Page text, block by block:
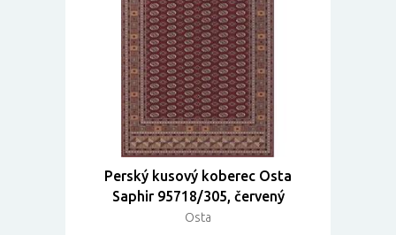
Perský kusový koberec Osta
Saphir 95718/305, červený
Osta